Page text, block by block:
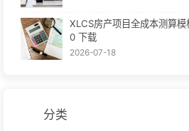
XLCS房产项目全成本测算
0 下载
2026-07-18
分类